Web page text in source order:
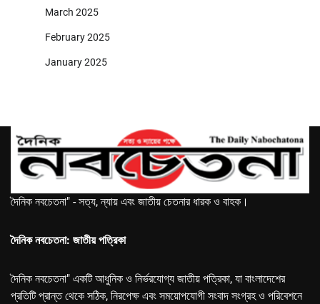
March 2025
February 2025
January 2025
দৈনিক নবচেতনা" - সত্য, ন্যায় এবং জাতীয় চেতনার ধারক ও বাহক।
দৈনিক নবচেতনা: জাতীয় পত্রিকা
দৈনিক নবচেতনা" একটি আধুনিক ও নির্ভরযোগ্য জাতীয় পত্রিকা, যা বাংলাদেশের
প্রতিটি প্রান্ত থেকে সঠিক, নিরপেক্ষ এবং সময়োপযোগী সংবাদ সংগ্রহ ও পরিবেশনে